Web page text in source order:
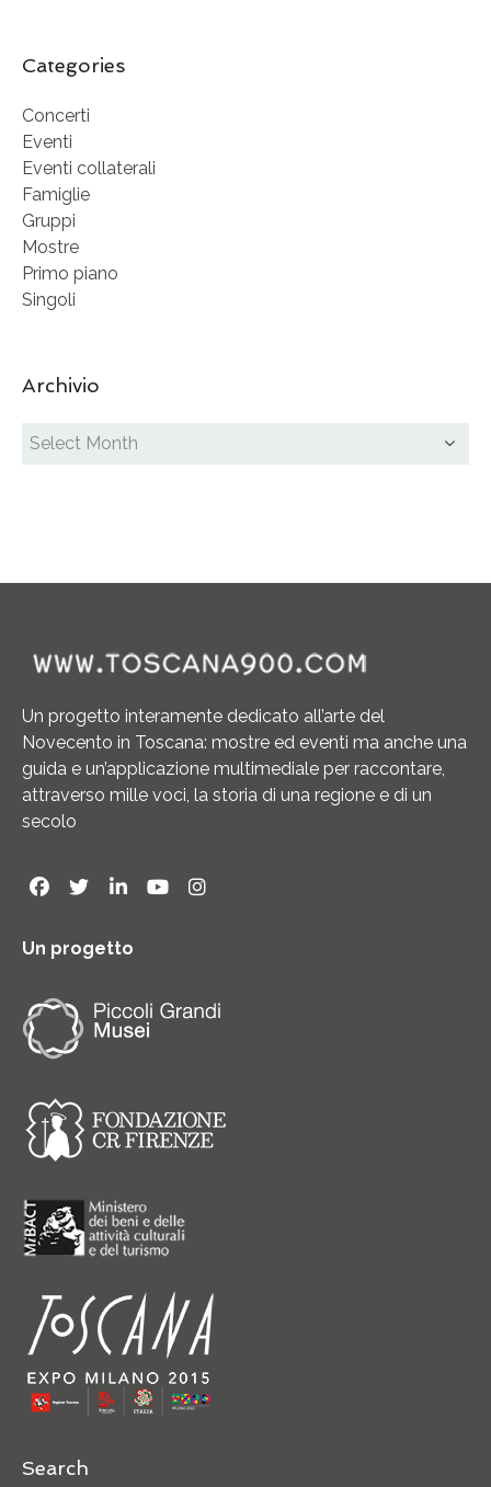
Categories
Concerti
Eventi
Eventi collaterali
Famiglie
Gruppi
Mostre
Primo piano
Singoli
Archivio
Un progetto interamente dedicato all’arte del
Novecento in Toscana: mostre ed eventi ma anche una
guida e un’applicazione multimediale per raccontare,
attraverso mille voci, la storia di una regione e di un
secolo
Un progetto
Search